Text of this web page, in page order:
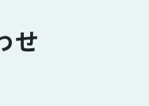
せ